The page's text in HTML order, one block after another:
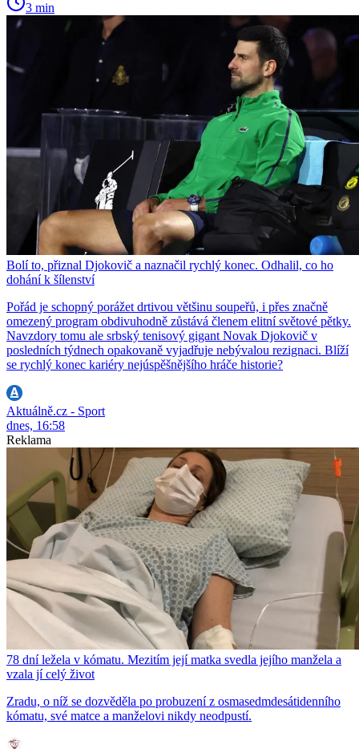
3 min
Bolí to, přiznal Djokovič a naznačil rychlý konec. Odhalil, co ho
dohání k šílenství
Pořád je schopný porážet drtivou většinu soupeřů, i přes značně
omezený program obdivuhodně zůstává členem elitní světové pětky.
Navzdory tomu ale srbský tenisový gigant Novak Djokovič v
posledních týdnech opakovaně vyjadřuje nebývalou rezignaci. Blíží
se rychlý konec kariéry nejúspěšnějšího hráče historie?
Aktuálně.cz - Sport
dnes, 16:58
Reklama
78 dní ležela v kómatu. Mezitím její matka svedla jejího manžela a
vzala jí celý život
Zradu, o níž se dozvěděla po probuzení z osmasedmdesátidenního
kómatu, své matce a manželovi nikdy neodpustí.